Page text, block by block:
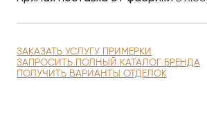
ЗАКАЗАТЬ УСЛУГУ ПРИМЕРКИ
ЗАПРОСИТЬ ПОЛНЫЙ КАТАЛОГ БРЕНДА
ПОЛУЧИТЬ ВАРИАНТЫ ОТДЕЛОК